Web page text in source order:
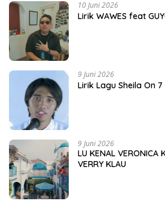
10 Juni 2026
Lirik WAWES feat
9 Juni 2026
Lirik Lagu Sheila On
9 Juni 2026
LU KENAL VERONICA
VERRY KLAU